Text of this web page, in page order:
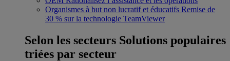
Organismes à but non lucratif et éducatifs Remise de
30 % sur la technologie TeamViewer
Selon les secteurs Solutions populaires
triées par secteur